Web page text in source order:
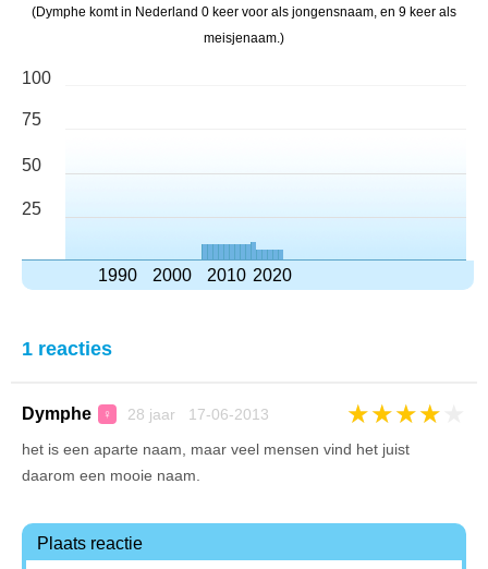
(Dymphe komt in Nederland 0 keer voor als jongensnaam, en 9 keer als
meisjenaam.)
100
75
50
25
1990 2000 2010 2020
1 reacties
Dymphe ♀ 28 jaar 17-06-2013 ★★★★
het is een aparte naam, maar veel mensen vind het juist
daarom een mooie naam.
Plaats reactie